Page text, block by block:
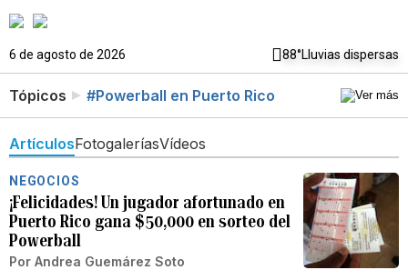
6 de agosto de 2026 88°Lluvias dispersas
Tópicos #Powerball en Puerto Rico
ArtículosFotogaleríasVídeos
NEGOCIOS
¡Felicidades! Un jugador afortunado en
Puerto Rico gana $50,000 en sorteo del
Powerball
Por Andrea Guemárez Soto